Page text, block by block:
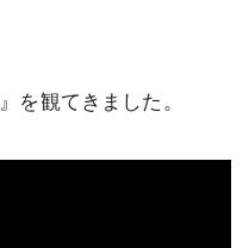
』を観てきました。